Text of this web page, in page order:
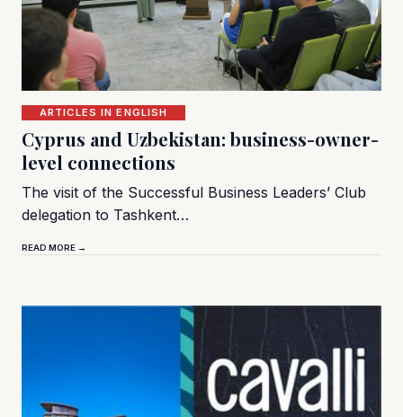
ARTICLES IN ENGLISH
Cyprus and Uzbekistan: business-owner-
level connections
The visit of the Successful Business Leaders’ Club
delegation to Tashkent…
READ MORE →